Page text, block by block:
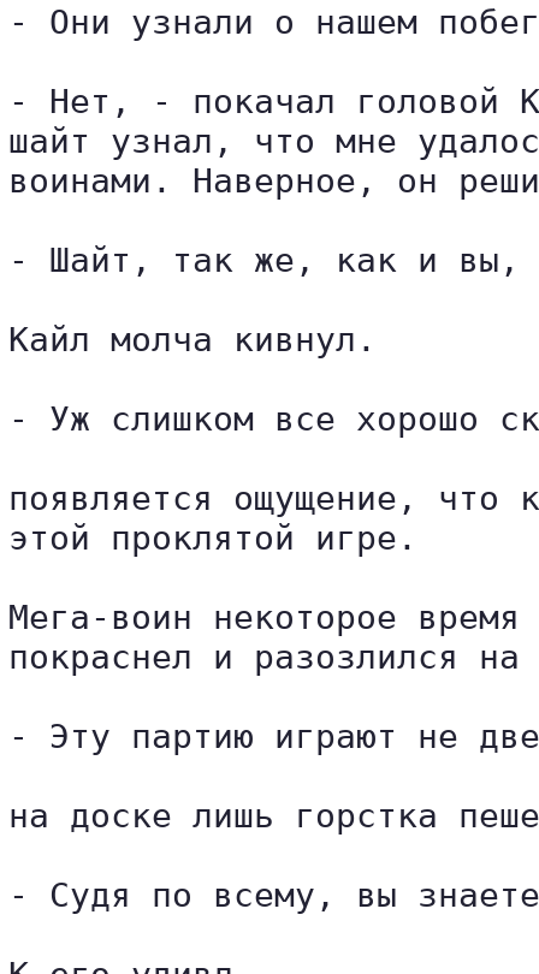
- Они узнали о нашем
- Нет, - покачал головой
шайт узнал, что мне
воинами. Наверное, он
- Шайт, так же, как и вы,
Кайл молча кивнул.
- Уж слишком все хорошо
появляется ощущение,
этой проклятой игре.
Мега-воин некоторое
покраснел и разозлился
- Эту партию играют не
на доске лишь горстка
- Судя по всему, вы